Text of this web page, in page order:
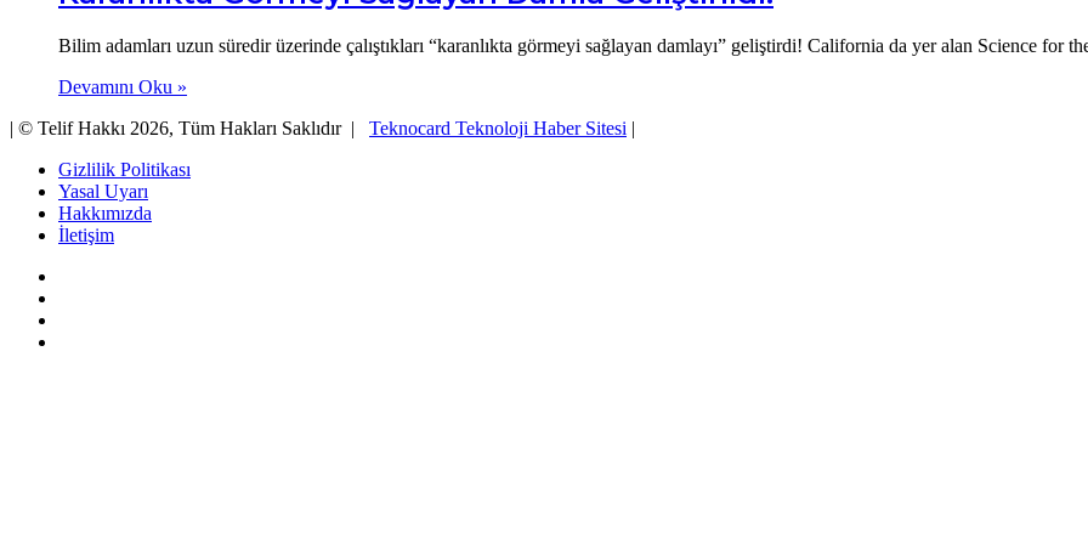
Bilim adamları uzun süredir üzerinde çalıştıkları “karanlıkta görmeyi sağlayan damlayı” geliştirdi! California da yer alan Science for
Devamını Oku »
| © Telif Hakkı 2026, Tüm Hakları Saklıdır | Teknocard Teknoloji Haber Sitesi |
Gizlilik Politikası
Yasal Uyarı
Hakkımızda
İletişim